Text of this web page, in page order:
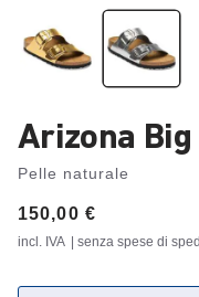
Arizona Big
Pelle naturale
Price:
150,00 €
incl. IVA | senza spese di